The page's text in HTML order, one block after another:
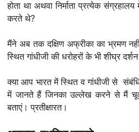
होता था अथवा निर्माता प्रत्येक
करते थे?
मैंने अब तक दक्षिण अफ्रीका का भ्रमण
स्थित गांधीजी की धरोहरों के भी शीघ्र
क्या आप भारत में स्थित व गांधीजी से
में जानते हैं जिनका उल्लेख करने से मैं
बताएं। प्रतीक्षारत।